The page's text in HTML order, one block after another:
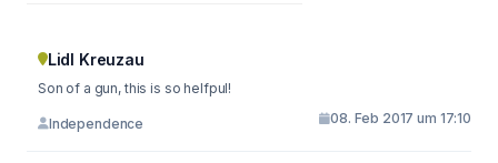
Lidl Kreuzau
Son of a gun, this is so helfpul!
Independence 08. Feb 2017 um 17:10